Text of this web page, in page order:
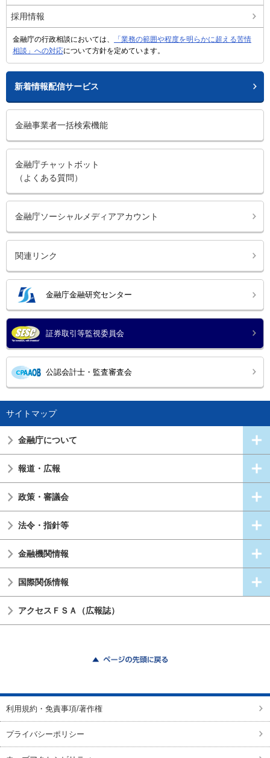
採用情報
金融庁の行政相談においては、
「業務の範囲や程度を明らかに超える苦情
相談」への対応について方針を定めています。
新着情報配信サービス
金融事業者一括検索機能
金融庁チャットボット
（よくある質問）
金融庁ソーシャルメディアアカウント
関連リンク
金融庁金融研究センター
証券取引等監視委員会
公認会計士・監査審査会
サイトマップ
金融庁について
報道・広報
政策・審議会
法令・指針等
金融機関情報
国際関係情報
アクセスＦＳＡ（広報誌）
利用規約・免責事項/著作権
プライバシーポリシー